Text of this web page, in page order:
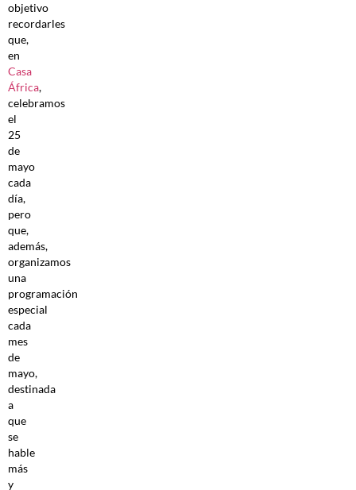
objetivo
recordarles
que,
en
Casa
África,
celebramos
el
25
de
mayo
cada
día,
pero
que,
además,
organizamos
una
programación
especial
cada
mes
de
mayo,
destinada
a
que
se
hable
más
y